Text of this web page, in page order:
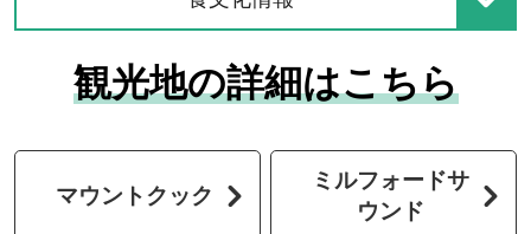
観光地の詳細はこちら
マウントクック
ミルフォードサ
ウンド